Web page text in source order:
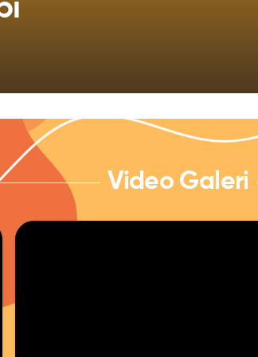
Video Galeri